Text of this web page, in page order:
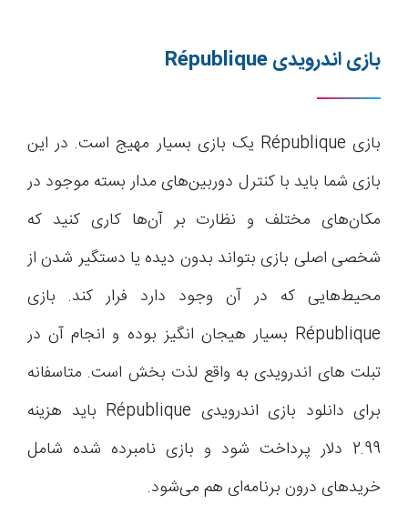
بازی اندرویدیRépublique
بازی République یک بازی بسیار مهیج است. در این
بازی شما باید با کنترل دوربین‌های مدار بسته موجود در
مکان‌های مختلف و نظارت بر آن‌ها کاری کنید که
شخصی اصلی بازی بتواند بدون دیده یا دستگیر شدن از
محیط‌هایی که در آن وجود دارد فرار کند. بازی
République بسیار هیجان انگیز بوده و انجام آن در
تبلت های اندرویدی به واقع لذت بخش است. متاسفانه
برای دانلود بازی اندرویدی République باید هزینه
2.99 دلار پرداخت شود و بازی نامبرده شده شامل
خریدهای درون برنامه‌ای هم می‌شود.